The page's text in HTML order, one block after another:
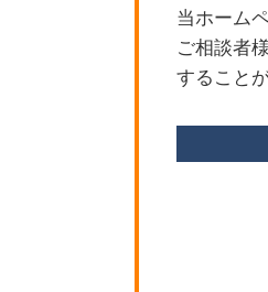
相続 財産目
限定承認
新宿区 労
杉並区 隣
新宿区 隣
世田谷区
新宿区 遺
当ホーム
ご相談者
すること